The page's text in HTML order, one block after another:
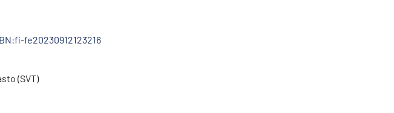
fe20230912123216
(SVT)